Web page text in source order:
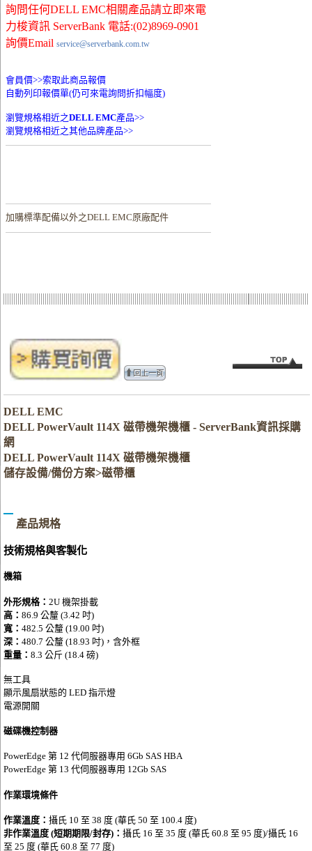
詢問任何DELL EMC相關產品請立即來電
力梭資訊 ServerBank 電話:(02)8969-0901
詢價Email service@serverbank.com.tw
會員價>>索取此商品報價
自動列印報價單(仍可來電詢問折扣幅度)
瀏覽規格相近之DELL EMC產品>>
瀏覽規格相近之其他品牌產品>>
加購標準配備以外之DELL EMC原廠配件
DELL EMC
DELL PowerVault 114X 磁帶機架機櫃 - ServerBank資訊採購
網
DELL PowerVault 114X 磁帶機架機櫃
儲存設備/備份方案>磁帶櫃
產品規格
技術規格與客製化
機箱
外形規格： 2U 機架掛載
高： 86.9 公釐 (3.42 吋)
寬： 482.5 公釐 (19.00 吋)
深： 480.7 公釐 (18.93 吋)，含外框
重量： 8.3 公斤 (18.4 磅)
無工具
顯示風扇狀態的 LED 指示燈
電源開關
磁碟機控制器
PowerEdge 第 12 代伺服器專用 6Gb SAS HBA
PowerEdge 第 13 代伺服器專用 12Gb SAS
作業環境條件
作業溫度： 攝氏 10 至 38 度 (華氏 50 至 100.4 度)
非作業溫度 (短期期限/封存)： 攝氏 16 至 35 度 (華氏 60.8 至 95 度)/攝氏 16
至 25 度 (華氏 60.8 至 77 度)